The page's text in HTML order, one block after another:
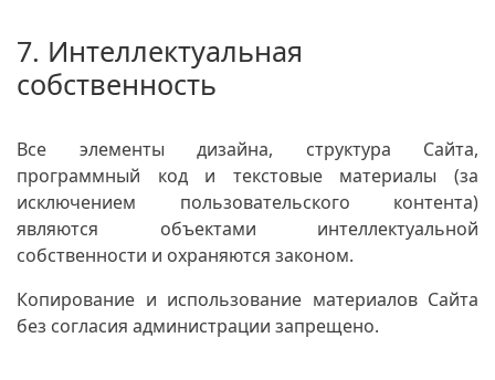
7. Интеллектуальная
собственность
Все элементы дизайна, структура Сайта,
программный код и текстовые материалы (за
исключением пользовательского контента)
являются объектами интеллектуальной
собственности и охраняются законом.
Копирование и использование материалов Сайта
без согласия администрации запрещено.